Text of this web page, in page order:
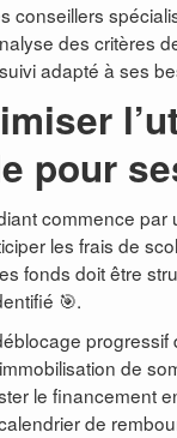
conseillers
des critères
adapté à ses
pour
commence
les frais de
fonds doit être
🎯.
de
le financement
de